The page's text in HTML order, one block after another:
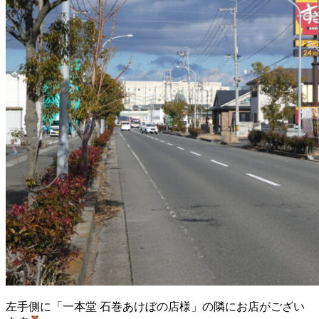
左手側に「一本堂 石巻あけぼの店様」の隣にお店がござい